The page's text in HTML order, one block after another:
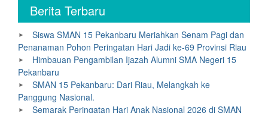
Berita Terbaru
Siswa SMAN 15 Pekanbaru Meriahkan Senam Pagi dan
Penanaman Pohon Peringatan Hari Jadi ke-69 Provinsi Riau
Himbauan Pengambilan Ijazah Alumni SMA Negeri 15
Pekanbaru
SMAN 15 Pekanbaru: Dari Riau, Melangkah ke
Panggung Nasional.
Semarak Peringatan Hari Anak Nasional 2026 di SMAN